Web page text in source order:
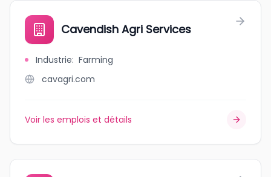
Cavendish Agri Services
Industrie: Farming
cavagri.com
Voir les emplois et détails